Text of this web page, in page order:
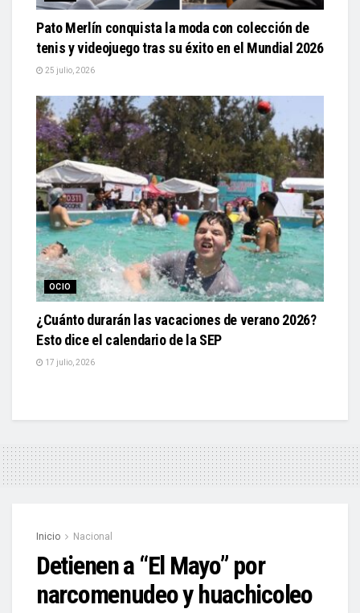
Pato Merlín conquista la moda con colección de
tenis y videojuego tras su éxito en el Mundial 2026
25 julio, 2026
OCIO
¿Cuánto durarán las vacaciones de verano 2026?
Esto dice el calendario de la SEP
17 julio, 2026
Inicio Nacional
Detienen a “El Mayo” por
narcomenudeo y huachicoleo